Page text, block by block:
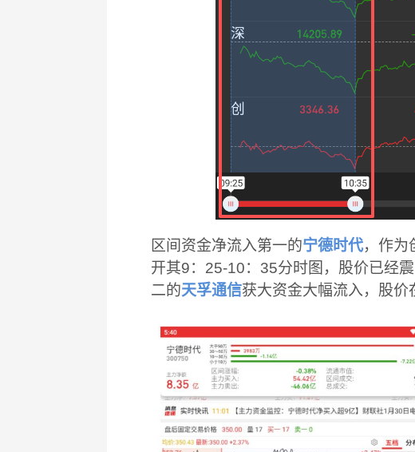
区间资金净流入第一的宁德时代，作为
开其9：25-10：35分时图，股价已经
二的天孚通信获大资金大幅流入，股价